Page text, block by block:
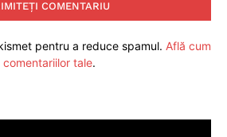
pentru a reduce spamul. Află cum
tale.